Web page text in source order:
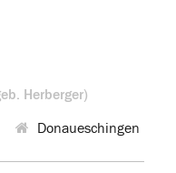
Herberger)
Donaueschingen